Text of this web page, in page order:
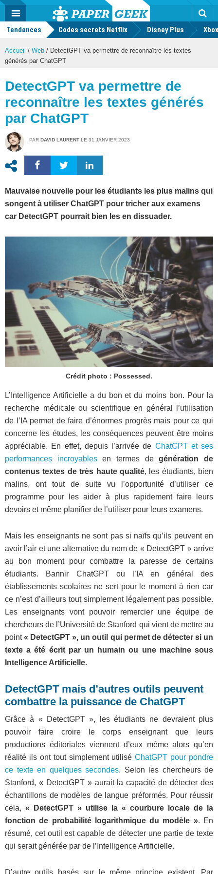
Actu
geek
MENU
Tendances Codes secrets Netflix Disney Plus
Accueil / Web / DetectGPT va permettre de reconnaître les textes
générés par ChatGPT
DetectGPT va permettre de
reconnaître les textes générés
par ChatGPT
PAR DAVID LAURENT LE 31 JANVIER 2023
Mauvaise nouvelle pour les étudiants les plus malins qui
songent à utiliser ChatGPT pour tricher aux examens
car DetectGPT pourrait bien les en dissuader.
Crédit photo : Possessed.
L’Intelligence Artificielle a du bon et du moins bon. Pour la
recherche médicale ou scientifique en général l’utilisation
de l’IA permet de faire d’énormes progrès mais pour ce qui
concerne les études, les conséquences peuvent être moins
appréciable. En effet, depuis l’arrivée de ChatGPT et ses
performances incroyablesen termes degénération de
contenus textes de très haute qualité, les étudiants, bien
malins, ont tout de suite vu l’opportunité d’utiliser ce
programme pour les aider à plus rapidement faire leurs
devoirs et même planifier de l’utiliser pour leurs examens.
Mais les enseignants ne sont pas si naïfs qu’ils peuvent en
avoir l’air et une alternative du nom de « DetectGPT » arrive
au bon moment pour combattre la paresse de certains
étudiants. Bannir ChatGPT ou l’IA en général des
établissements scolaires ne sert pour le moment à rien car
ce n’est d’ailleurs tout simplement légalement pas possible.
Les enseignants vont pouvoir remercier une équipe de
chercheurs de l’Université de Stanford qui vient de mettre au
point« DetectGPT », un outil qui permet de détecter si un
texte a été écrit par un humain ou une machine sous
Intelligence Artificielle.
DetectGPT mais d’autres outils peuvent
combattre la puissance de ChatGPT
Grâce à « DetectGPT », les étudiants ne devraient plus
pouvoir faire croire le corps enseignant que leurs
productions éditoriales viennent d’eux même alors qu’en
réalité ils ont tout simplement utiliséChatGPT pour pondre
ce texte en quelques secondes. Selon les chercheurs de
Stanford, « DetectGPT » aurait la capacité de détecter des
échantillons de modèles de langue préformés. Pour réussir
cela, « DetectGPT » utilise la « courbure locale de la
fonction de probabilité logarithmique du modèle ». En
résumé, cet outil est capable de détecter une partie de texte
qui serait générée par de l’Intelligence Artificielle.
Mode
FacebookTwitter Youtube